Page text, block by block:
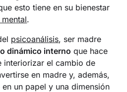
esto tiene en su bienestar
.
psicoanálisis, ser madre
dinámico interno que hace
interiorizar el cambio de
en madre y, además,
un papel y una dimensión